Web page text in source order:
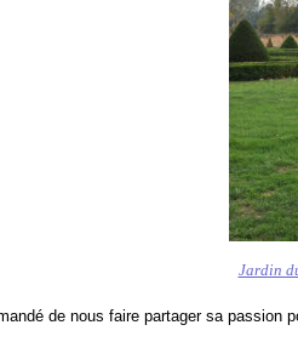
Jardin
de nous faire partager sa passion